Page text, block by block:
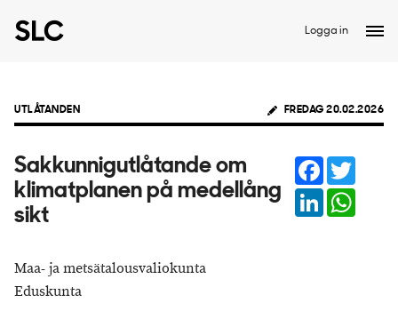
Logga in
UTLÅTANDEN FREDAG 20.02.2026
Sakkunnigutlåtande om
klimatplanen på medellång
sikt
Facebook
LinkedIn
Maa- ja metsätalousvaliokunta
Eduskunta